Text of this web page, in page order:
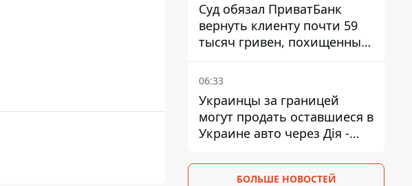
Суд обязал ПриватБанк
вернуть клиенту почти 59
тысяч гривен, похищенных
мошенниками
06:33
Украинцы за границей
могут продать оставшиеся в
Украине авто через Дія -
БОЛЬШЕ НОВОСТЕЙ